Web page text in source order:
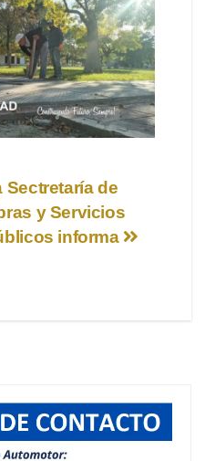
Sectretaría de
y Servicios
informa